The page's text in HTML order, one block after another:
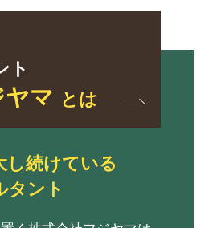
ト
マ とは
し続けている
タント